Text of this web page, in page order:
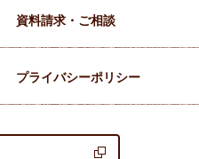
資料請求・ご相談
プライバシーポリシー